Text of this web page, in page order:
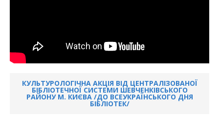
КУЛЬТУРОЛОГІЧНА АКЦІЯ ВІД ЦЕНТРАЛІЗОВАНОЇ
БІБЛІОТЕЧНОЇ СИСТЕМИ ШЕВЧЕНКІВСЬКОГО
РАЙОНУ М. КИЄВА /ДО ВСЕУКРАЇНСЬКОГО ДНЯ
БІБЛІОТЕК/